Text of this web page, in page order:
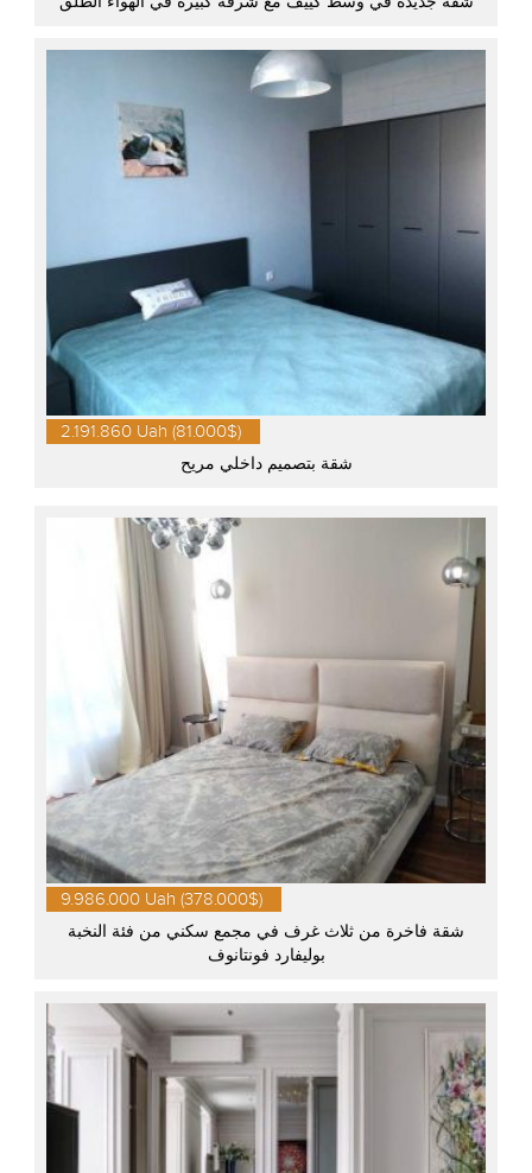
2.191.860 Uah (81.000$)
شقة بتصميم داخلي مريح
9.986.000 Uah (378.000$)
شقة فاخرة من ثلاث غرف في مجمع سكني من فئة النخبة
بوليفارد فونتانوف